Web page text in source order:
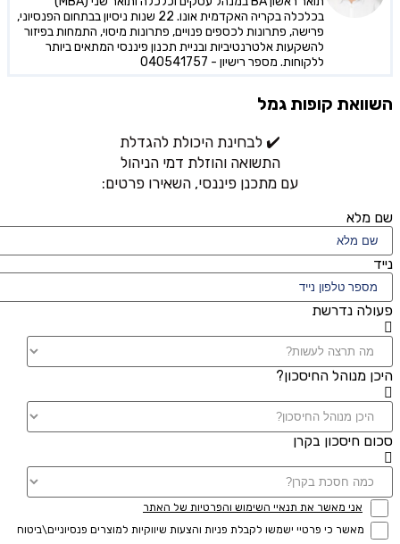
בכלכלה בקריה האקדמית אונו. 22 שנות ניסיון בבתחום הפנסיוני,
פרישה, פתרונות לכספים פנויים, פתרונות מיסוי, התמחות בפיזור
להשקעות אלטרנטיביות ובניית תכנון פיננסי המתאים ביותר
ללקוחות. מספר רישיון - 040541757
השוואת קופות גמל
✔️ לבחינת היכולת להגדלת
התשואה והוזלת דמי הניהול
עם מתכנן פיננסי, השאירו פרטים:
שם מלא
נייד
פעולה נדרשת
היכן מנוהל החיסכון?
סכום חיסכון בקרן
אני מאשר את תנאיי השימוש והפרטיות של האתר
מאשר כי פרטיי ישמשו לקבלת פניות והצעות שיווקיות למוצרים פנסיוניים\ביטוח